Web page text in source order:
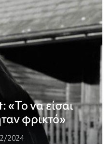
«Το να είσαι
φρικτό»
2024